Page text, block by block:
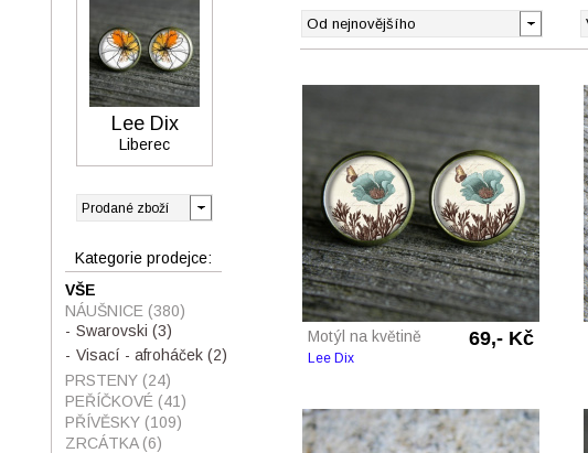
Motýl na květině 69,- Kč
Lee Dix
Lee Dix
Liberec
Kategorie prodejce:
VŠE
NÁUŠNICE (380)
Swarovski (3)
Visací - afroháček (2)
PRSTENY (24)
PEŘÍČKOVÉ (41)
PŘÍVĚSKY (109)
ZRCÁTKA(6)